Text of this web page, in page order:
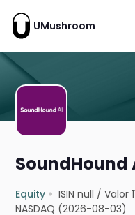
UMushroom
SoundHound
Equity ISIN null /Valor
NASDAQ (2026-08-03)